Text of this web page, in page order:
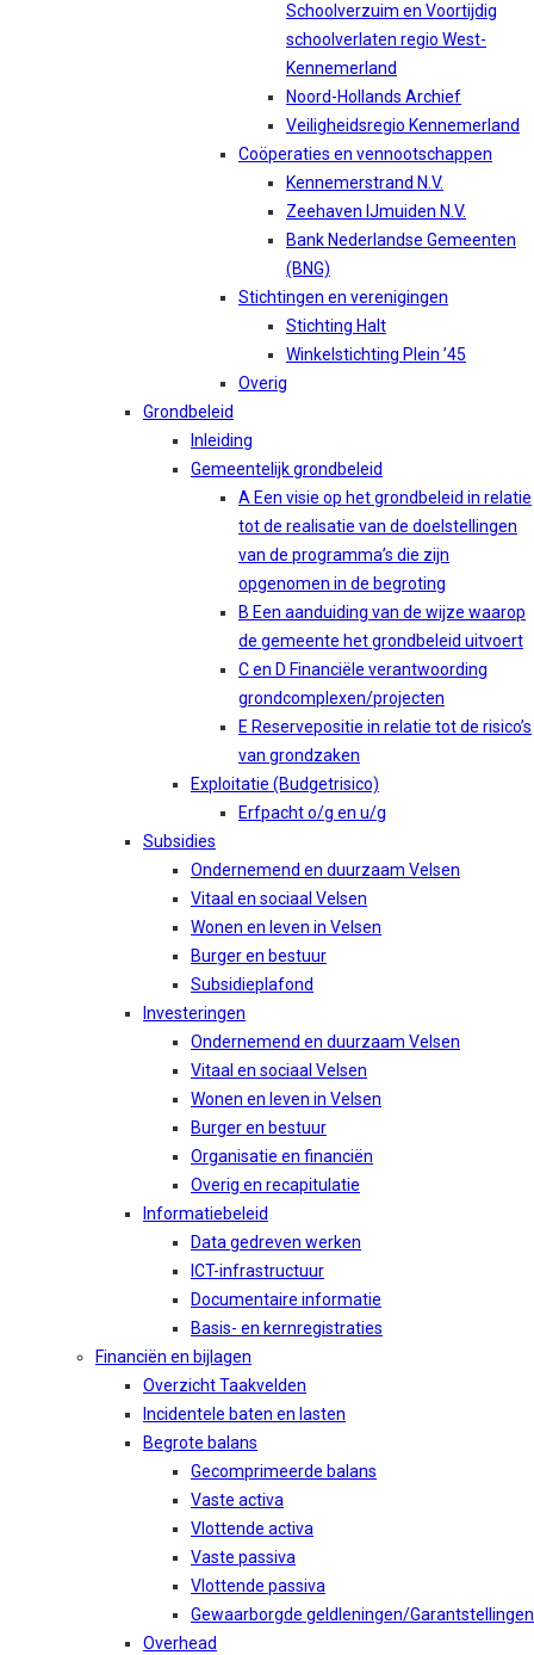
Schoolverzuim en Voortijdig
schoolverlaten regio West-
Kennemerland
Noord-Hollands Archief
Veiligheidsregio Kennemerland
Coöperaties en vennootschappen
Kennemerstrand N.V.
Zeehaven IJmuiden N.V.
Bank Nederlandse Gemeenten
(BNG)
Stichtingen en verenigingen
Stichting Halt
Winkelstichting Plein ’45
Overig
Grondbeleid
Inleiding
Gemeentelijk grondbeleid
A Een visie op het grondbeleid in relatie
tot de realisatie van de doelstellingen
van de programma’s die zijn
opgenomen in de begroting
B Een aanduiding van de wijze waarop
de gemeente het grondbeleid uitvoert
C en D Financiële verantwoording
grondcomplexen/projecten
E Reservepositie in relatie tot de risico’s
van grondzaken
Exploitatie (Budgetrisico)
Erfpacht o/g en u/g
Subsidies
Ondernemend en duurzaam Velsen
Vitaal en sociaal Velsen
Wonen en leven in Velsen
Burger en bestuur
Subsidieplafond
Investeringen
Ondernemend en duurzaam Velsen
Vitaal en sociaal Velsen
Wonen en leven in Velsen
Burger en bestuur
Organisatie en financiën
Overig en recapitulatie
Informatiebeleid
Data gedreven werken
ICT-infrastructuur
Documentaire informatie
Basis- en kernregistraties
Financiën en bijlagen
Overzicht Taakvelden
Incidentele baten en lasten
Begrote balans
Gecomprimeerde balans
Vaste activa
Vlottende activa
Vaste passiva
Vlottende passiva
Gewaarborgde geldleningen/Garantstellingen
Overhead